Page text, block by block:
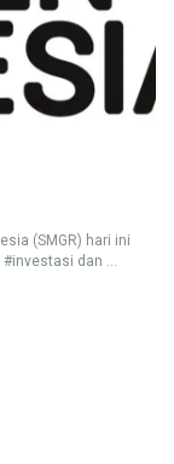
(SMGR) hari ini
dan ...